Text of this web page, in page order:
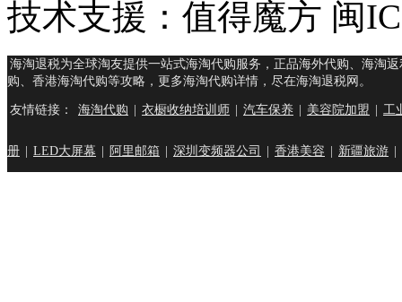
技术支援：值得魔方 闽
海淘退税为全球淘友提供一站式海淘代购服务，正品海外代购、海淘
购、香港海淘代购等攻略，更多海淘代购详情，尽在海淘退税网。
友情链接： 海淘代购 衣橱收纳培训师 汽车保养 美容院加盟 工
册 LED大屏幕 阿里邮箱 深圳变频器公司 香港美容 新疆旅游